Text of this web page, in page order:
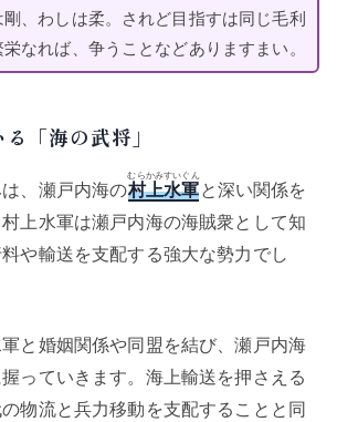
剛、わしは柔。されど目指すは同じ毛利
なれば、争うことなどありますまい。
「海の武将」
、瀬戸内海の村上水軍
むらかみすいぐん
と深い関係を
上水軍は瀬戸内海の海賊衆として知
や輸送を支配する強大な勢力でし
と婚姻関係や同盟を結び、瀬戸内海
っていきます。海上輸送を押さえる
物流と兵力移動を支配することと同